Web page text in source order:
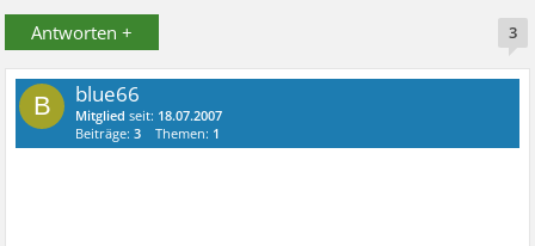
Antworten + 3
B blue66
Mitglied seit: 18.07.2007
Beiträge:3 Themen: 1